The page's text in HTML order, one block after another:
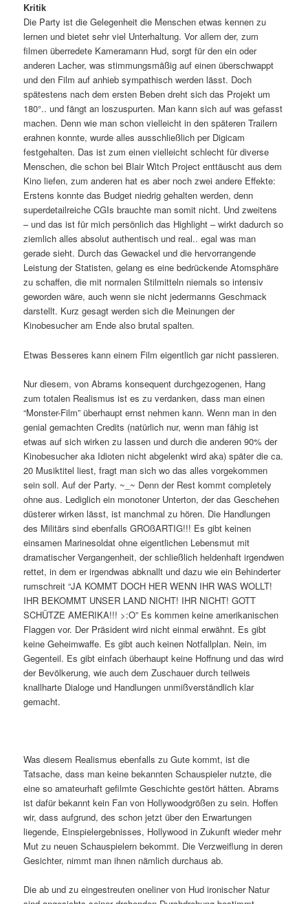
Kritik
Die Party ist die Gelegenheit die Menschen etwas kennen zu
lernen und bietet sehr viel Unterhaltung. Vor allem der, zum
filmen überredete Kameramann Hud, sorgt für den ein oder
anderen Lacher, was stimmungsmäßig auf einen überschwappt
und den Film auf anhieb sympathisch werden lässt. Doch
spätestens nach dem ersten Beben dreht sich das Projekt um
180°.. und fängt an loszuspurten. Man kann sich auf was gefasst
machen. Denn wie man schon vielleicht in den späteren Trailern
erahnen konnte, wurde alles ausschließlich per Digicam
festgehalten. Das ist zum einen vielleicht schlecht für diverse
Menschen, die schon bei Blair Witch Project enttäuscht aus dem
Kino liefen, zum anderen hat es aber noch zwei andere Effekte:
Erstens konnte das Budget niedrig gehalten werden, denn
superdetailreiche CGIs brauchte man somit nicht. Und zweitens
– und das ist für mich persönlich das Highlight – wirkt dadurch so
ziemlich alles absolut authentisch und real.. egal was man
gerade sieht. Durch das Gewackel und die hervorrangende
Leistung der Statisten, gelang es eine bedrückende Atomsphäre
zu schaffen, die mit normalen Stilmitteln niemals so intensiv
geworden wäre, auch wenn sie nicht jedermanns Geschmack
darstellt. Kurz gesagt werden sich die Meinungen der
Kinobesucher am Ende also brutal spalten.
Etwas Besseres kann einem Film eigentlich gar nicht passieren.
Nur diesem, von Abrams konsequent durchgezogenen, Hang
zum totalen Realismus ist es zu verdanken, dass man einen
“Monster-Film” überhaupt ernst nehmen kann. Wenn man in den
genial gemachten Credits (natürlich nur, wenn man fähig ist
etwas auf sich wirken zu lassen und durch die anderen 90% der
Kinobesucher aka Idioten nicht abgelenkt wird aka) später die ca.
20 Musiktitel liest, fragt man sich wo das alles vorgekommen
sein soll. Auf der Party. ~_~ Denn der Rest kommt completely
ohne aus. Lediglich ein monotoner Unterton, der das Geschehen
düsterer wirken lässt, ist manchmal zu hören. Die Handlungen
des Militärs sind ebenfalls GROßARTIG!!! Es gibt keinen
einsamen Marinesoldat ohne eigentlichen Lebensmut mit
dramatischer Vergangenheit, der schließlich heldenhaft irgendwen
rettet, in dem er irgendwas abknallt und dazu wie ein Behinderter
rumschreit “JA KOMMT DOCH HER WENN IHR WAS WOLLT!
IHR BEKOMMT UNSER LAND NICHT! IHR NICHT! GOTT
SCHÜTZE AMERIKA!!! >:O” Es kommen keine amerikanischen
Flaggen vor. Der Präsident wird nicht einmal erwähnt. Es gibt
keine Geheimwaffe. Es gibt auch keinen Notfallplan. Nein, im
Gegenteil. Es gibt einfach überhaupt keine Hoffnung und das wird
der Bevölkerung, wie auch dem Zuschauer durch teilweis
knallharte Dialoge und Handlungen unmißverständlich klar
gemacht.
Was diesem Realismus ebenfalls zu Gute kommt, ist die
Tatsache, dass man keine bekannten Schauspieler nutzte, die
eine so amateurhaft gefilmte Geschichte gestört hätten. Abrams
ist dafür bekannt kein Fan von Hollywoodgrößen zu sein. Hoffen
wir, dass aufgrund, des schon jetzt über den Erwartungen
liegende, Einspielergebnisses, Hollywood in Zukunft wieder mehr
Mut zu neuen Schauspielern bekommt. Die Verzweiflung in deren
Gesichter, nimmt man ihnen nämlich durchaus ab.
Die ab und zu eingestreuten oneliner von Hud ironischer Natur